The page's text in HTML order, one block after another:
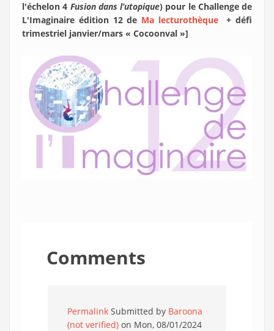
l'échelon 4 Fusion dans l’utopique) pour le Challenge de
L'Imaginaire édition 12 de Ma lecturothèque+ défi
trimestriel janvier/mars « Cocoonval »]
Comments
Permalink Submitted by Baroona
(not verified) on Mon, 08/01/2024